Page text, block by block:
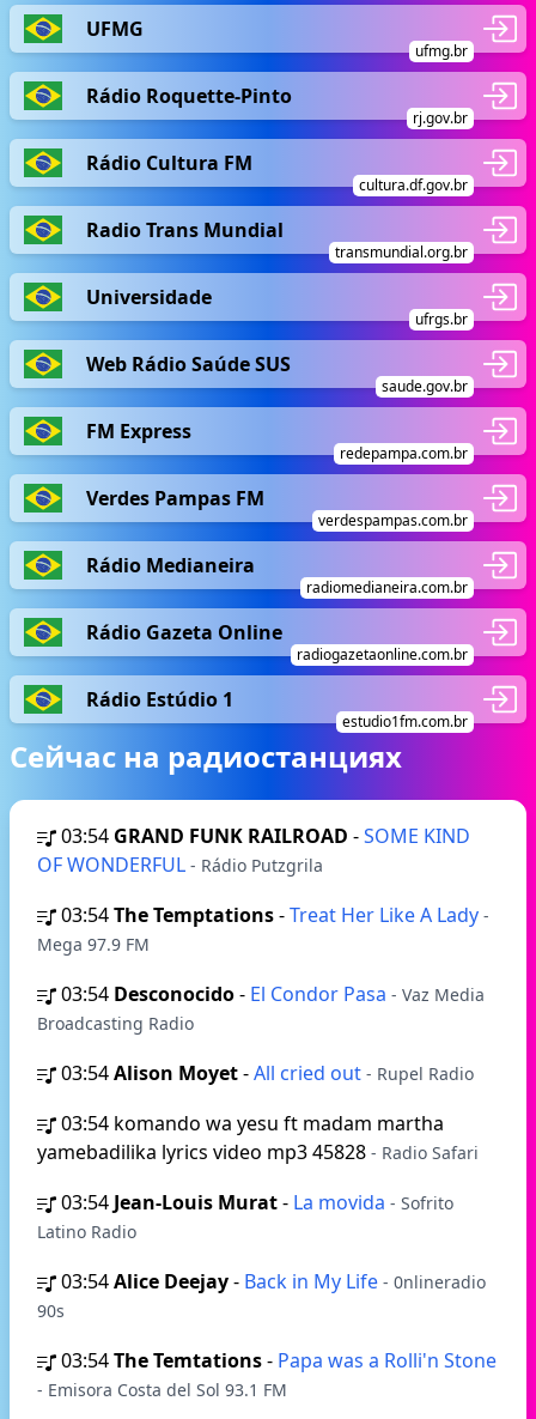
UFMG
ufmg.br
Rádio Roquette-Pinto
rj.gov.br
Rádio Cultura FM
cultura.df.gov.br
Radio Trans Mundial
transmundial.org.br
Universidade
ufrgs.br
Web Rádio Saúde SUS
saude.gov.br
FM Express
redepampa.com.br
Verdes Pampas FM
verdespampas.com.br
Rádio Medianeira
radiomedianeira.com.br
Rádio Gazeta Online
radiogazetaonline.com.br
Rádio Estúdio 1
estudio1fm.com.br
Сейчас на радиостанциях
03:54 GRAND FUNK RAILROAD -SOME KIND
OF WONDERFUL - Rádio Putzgrila
03:54The Temptations-Treat Her Like A Lady -
Mega 97.9 FM
03:54 Desconocido- El Condor Pasa - Vaz Media
Broadcasting Radio
03:54Alison Moyet-All cried out - Rupel Radio
03:54 komando wa yesu ft madam martha
yamebadilika lyrics video mp3 45828 - Radio Safari
03:54 Jean‐Louis Murat- La movida - Sofrito
Latino Radio
03:54Alice Deejay- Back in My Life - 0nlineradio
90s
03:54The Temtations- Papa was a Rolli'n Stone
- Emisora Costa del Sol 93.1 FM